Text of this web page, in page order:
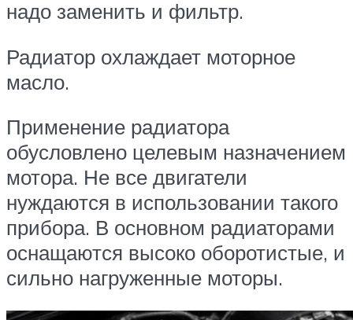
надо заменить и фильтр.
Радиатор охлаждает моторное
масло.
Применение радиатора
обусловлено целевым назначением
мотора. Не все двигатели
нуждаются в использовании такого
прибора. В основном радиаторами
оснащаются высоко оборотистые, и
сильно нагруженные моторы.